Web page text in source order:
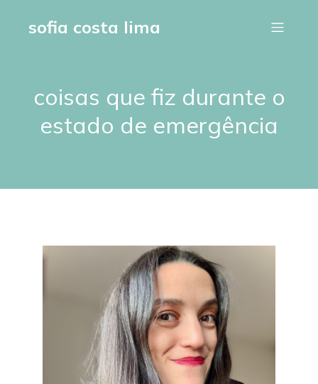
sofia costa lima
coisas que fiz durante o
estado de emergência